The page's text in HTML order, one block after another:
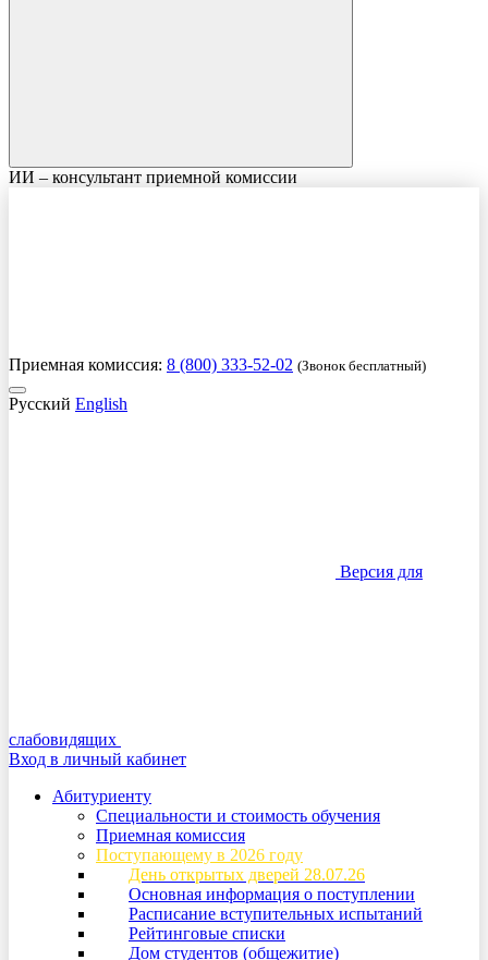
ИИ – консультант приемной комиссии
Приемная комиссия: 8 (800) 333-52-02 (Звонок бесплатный)
Русский English
Версия для
слабовидящих
Вход в личный кабинет
Абитуриенту
Специальности и стоимость обучения
Приемная комиссия
Поступающему в 2026 году
День открытых дверей 28.07.26
Основная информация о поступлении
Расписание вступительных испытаний
Рейтинговые списки
Дом студентов (общежитие)